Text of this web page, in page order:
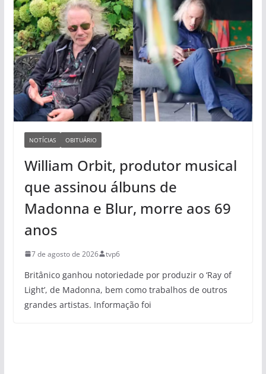
NOTÍCIAS OBITUÁRIO
William Orbit, produtor musical
que assinou álbuns de
Madonna e Blur, morre aos 69
anos
7 de agosto de 2026 tvp6
Britânico ganhou notoriedade por produzir o ‘Ray of
Light’, de Madonna, bem como trabalhos de outros
grandes artistas. Informação foi